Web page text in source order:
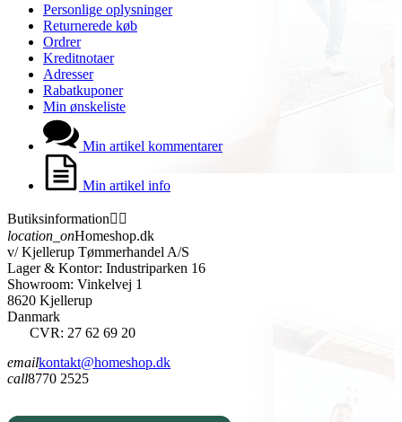
Personlige oplysninger
Returnerede køb
Ordrer
Kreditnotaer
Adresser
Rabatkuponer
Min ønskeliste
Min artikel kommentarer
Min artikel info
Butiksinformation 
location_onHomeshop.dk
v/ Kjellerup Tømmerhandel A/S
Lager & Kontor: Industriparken 16
Showroom: Vinkelvej 1
8620 Kjellerup
Danmark
CVR: 27 62 69 20
emailkontakt@homeshop.dk
call8770 2525